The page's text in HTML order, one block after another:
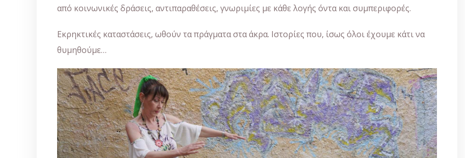
από κοινωνικές δράσεις, αντιπαραθέσεις, γνωριμίες με κάθε λογής όντα και συμπεριφορές.
Εκρηκτικές καταστάσεις, ωθούν τα πράγματα στα άκρα. Ιστορίες που, ίσως όλοι έχουμε κάτι να
θυμηθούμε…